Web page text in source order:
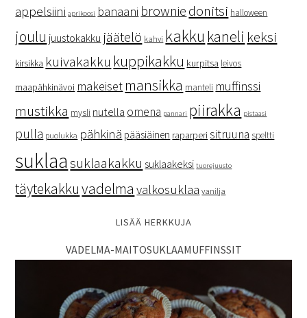
appelsiini aprikoosi banaani brownie donitsi halloween
joulu juustokakku jäätelö kahvi kakku kaneli keksi
kirsikka kuivakakku kuppikakku kurpitsa leivos
maapähkinävoi makeiset mansikka manteli muffinssi
mustikka mysli nutella omena pannari piirakka pistaasi
pulla puolukka pähkinä pääsiäinen raparperi sitruuna speltti
suklaa suklaakakku suklaakeksi tuorejuusto
täytekakkuvadelma valkosuklaa vanilja
LISÄÄ HERKKUJA
VADELMA-MAITOSUKLAAMUFFINSSIT